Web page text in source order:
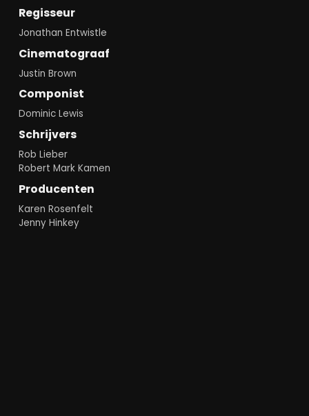
Regisseur
Jonathan Entwistle
Cinematograaf
Justin Brown
Componist
Dominic Lewis
Schrijvers
Rob Lieber
Robert Mark Kamen
Producenten
Karen Rosenfelt
Jenny Hinkey